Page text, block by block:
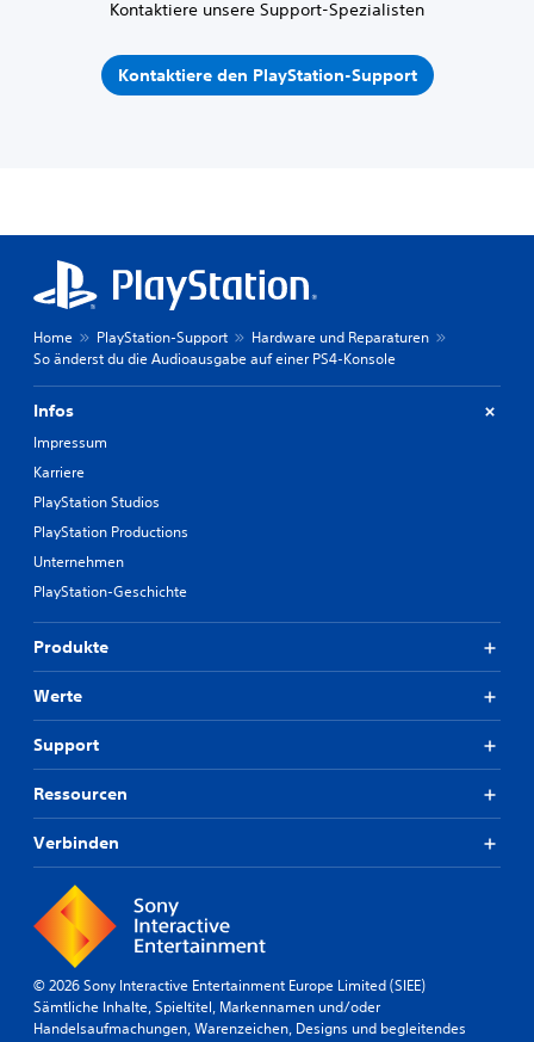
Kontaktiere unsere Support-Spezialisten
Kontaktiere den PlayStation-Support
Home PlayStation-Support
Hardware und Reparaturen
So änderst du die Audioausgabe auf einer PS4-Konsole
Infos
Impressum
Karriere
PlayStation Studios
PlayStation Productions
Unternehmen
PlayStation-Geschichte
Produkte
Werte
Support
Ressourcen
Verbinden
© 2026 Sony Interactive Entertainment Europe Limited (SIEE)
Sämtliche Inhalte, Spieltitel, Markennamen und/oder
Handelsaufmachungen, Warenzeichen, Designs und begleitendes